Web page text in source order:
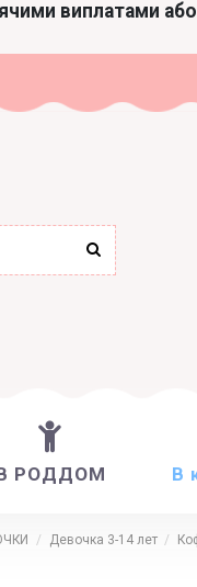
виплатами
РОДДОМ В
Девочка 3-14 лет